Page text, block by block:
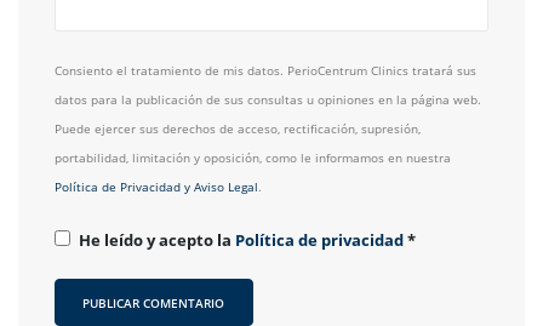
Consiento el tratamiento de mis datos. PerioCentrum Clinics tratará sus
datos para la publicación de sus consultas u opiniones en la página web.
Puede ejercer sus derechos de acceso, rectificación, supresión,
portabilidad, limitación y oposición, como le informamos en nuestra
Política de Privacidad y Aviso Legal.
He leído y acepto la Política de privacidad*